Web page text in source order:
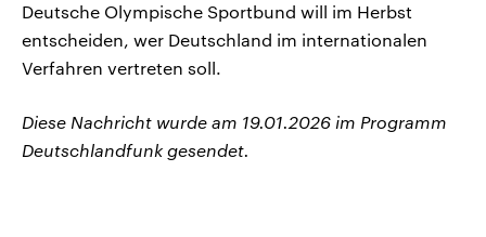
Deutsche Olympische Sportbund will im Herbst
entscheiden, wer Deutschland im internationalen
Verfahren vertreten soll.
Diese Nachricht wurde am 19.01.2026 im Programm
Deutschlandfunk gesendet.